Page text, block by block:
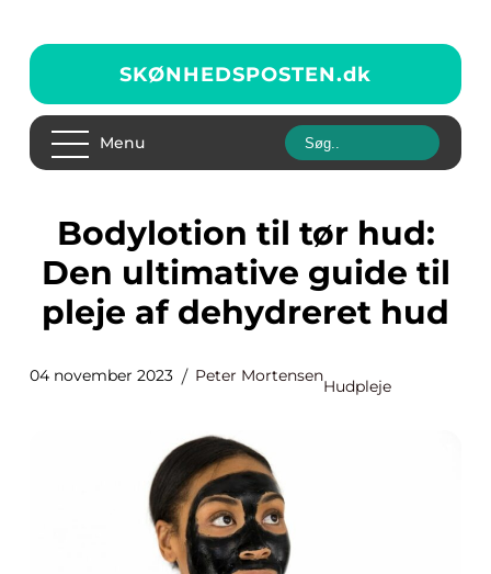
SKØNHEDSPOSTEN.dk
Menu
Bodylotion til tør hud:
Den ultimative guide til
pleje af dehydreret hud
04 november 2023 Peter Mortensen
Hudpleje